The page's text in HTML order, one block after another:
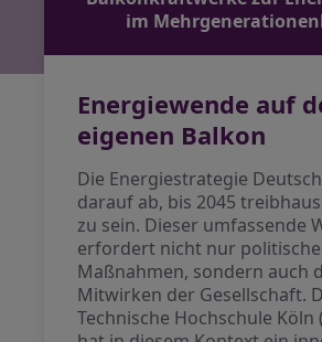
im
Energiewende auf
eigenen Balkon
Die Energiestrategie
darauf ab, bis 2045
zu sein. Dieser umfassende
erfordert nicht nur politische
Maßnahmen, sondern auch
Mitwirken der Gesellschaft.
Technische Hochschule Köln